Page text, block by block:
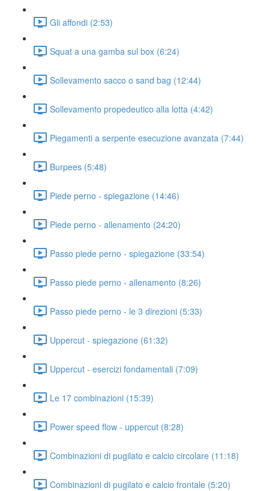
Gli affondi (2:53)
Squat a una gamba sul box (6:24)
Sollevamento sacco o sand bag (12:44)
Sollevamento propedeutico alla lotta (4:42)
Piegamenti a serpente esecuzione avanzata (7:44)
Burpees (5:48)
Piede perno - spiegazione (14:46)
Piede perno - allenamento (24:20)
Passo piede perno - spiegazione (33:54)
Passo piede perno - allenamento (8:26)
Passo piede perno - le 3 direzioni (5:33)
Uppercut - spiegazione (61:32)
Uppercut - esercizi fondamentali (7:09)
Le 17 combinazioni (15:39)
Power speed flow - uppercut (8:28)
Combinazioni di pugilato e calcio circolare (11:18)
Combinazioni di pugilato e calcio frontale (5:20)